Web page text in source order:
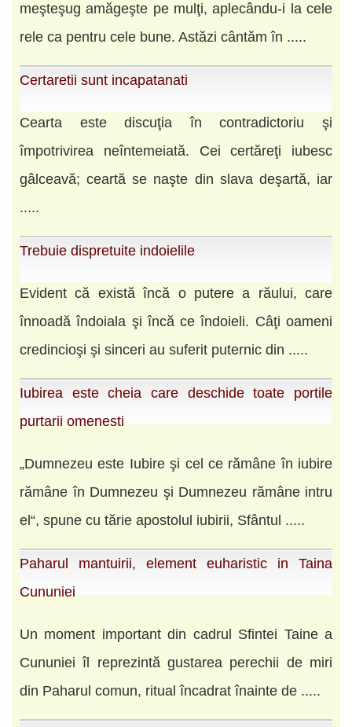
meşteşug amăgeşte pe mulţi, aplecându-i la cele
rele ca pentru cele bune. Astăzi cântăm în .....
Certaretii sunt incapatanati
Cearta este discuţia în contradictoriu şi
împotrivirea neîntemeiată. Cei certăreţi iubesc
gâlceavă; ceartă se naşte din slava deşartă, iar
.....
Trebuie dispretuite indoielile
Evident că există încă o putere a răului, care
înnoadă îndoiala şi încă ce îndoieli. Câţi oameni
credincioşi şi sinceri au suferit puternic din .....
Iubirea este cheia care deschide toate portile
purtarii omenesti
„Dumnezeu este Iubire şi cel ce rămâne în iubire
rămâne în Dumnezeu şi Dumnezeu rămâne intru
el“, spune cu tărie apostolul iubirii, Sfântul .....
Paharul mantuirii, element euharistic in Taina
Cununiei
Un moment important din cadrul Sfintei Taine a
Cununiei îl reprezintă gustarea perechii de miri
din Paharul comun, ritual încadrat înainte de .....